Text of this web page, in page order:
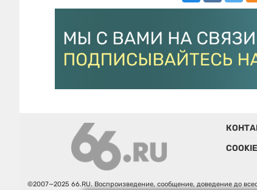
COOKIE
©2007—2025 66.RU. Воспроизведение, сообщение, доведение до